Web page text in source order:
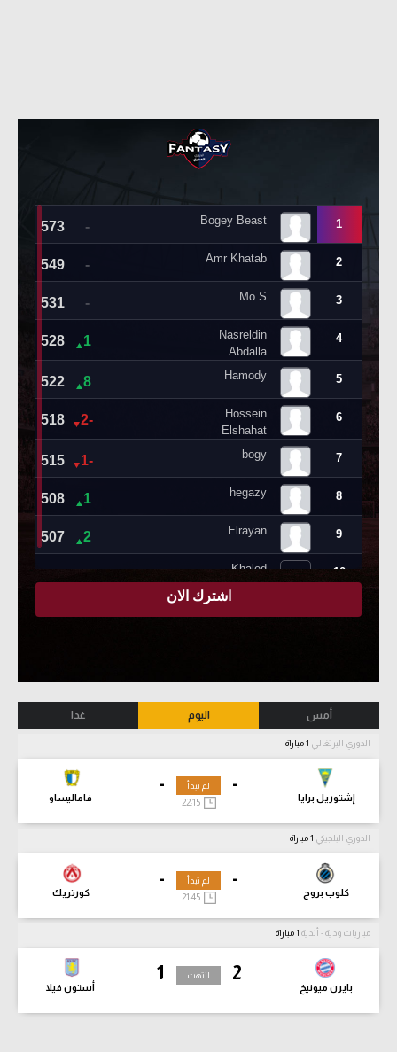
أمس اليوم غدا
الدوري البرتغالي
-
إشتوريل برايا
-
فاماليساو
لم تبدأ
22:15
الدوري البلجيكي
-
كلوب بروج
-
كورتريك
لم تبدأ
21:45
مباريات ودية - أندية
2
بايرن ميونيخ
1
أستون فيلا
انتهت